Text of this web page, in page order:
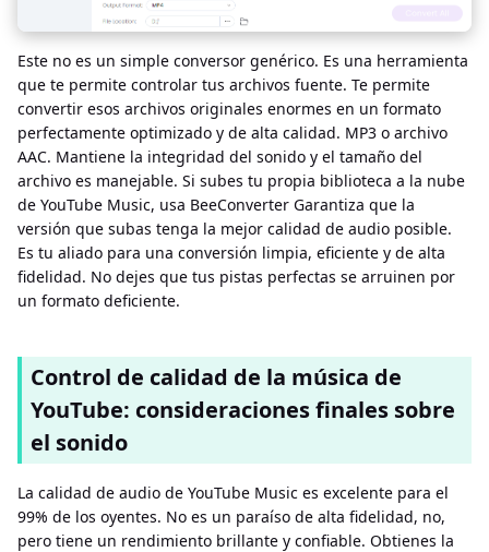
Este no es un simple conversor genérico. Es una herramienta
que te permite controlar tus archivos fuente. Te permite
convertir esos archivos originales enormes en un formato
perfectamente optimizado y de alta calidad. MP3 o archivo
AAC. Mantiene la integridad del sonido y el tamaño del
archivo es manejable. Si subes tu propia biblioteca a la nube
de YouTube Music, usa BeeConverter Garantiza que la
versión que subas tenga la mejor calidad de audio posible.
Es tu aliado para una conversión limpia, eficiente y de alta
fidelidad. No dejes que tus pistas perfectas se arruinen por
un formato deficiente.
Control de calidad de la música de
YouTube: consideraciones finales sobre
el sonido
La calidad de audio de YouTube Music es excelente para el
99% de los oyentes. No es un paraíso de alta fidelidad, no,
pero tiene un rendimiento brillante y confiable. Obtienes la